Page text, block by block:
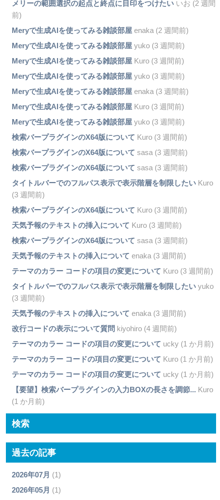
メリーの範囲選択の起点と終点に目印をつけたいいお (2 週間
前)
Meryで生成AIを使ってみる雑談部屋enaka (2 週間前)
Meryで生成AIを使ってみる雑談部屋yuko (3 週間前)
Meryで生成AIを使ってみる雑談部屋Kuro (3 週間前)
Meryで生成AIを使ってみる雑談部屋yuko (3 週間前)
Meryで生成AIを使ってみる雑談部屋enaka (3 週間前)
Meryで生成AIを使ってみる雑談部屋Kuro (3 週間前)
Meryで生成AIを使ってみる雑談部屋yuko (3 週間前)
検索バープラグインのX64版について Kuro (3 週間前)
検索バープラグインのX64版について sasa (3 週間前)
検索バープラグインのX64版について sasa (3 週間前)
タイトルバーでのフルパス表示で表示階層を制限したいKuro
(3 週間前)
検索バープラグインのX64版について Kuro (3 週間前)
天気予報のテキストの挿入について Kuro (3 週間前)
検索バープラグインのX64版について sasa (3 週間前)
天気予報のテキストの挿入について enaka (3 週間前)
テーマのカラー コードの項目の変更について Kuro (3 週間前)
タイトルバーでのフルパス表示で表示階層を制限したいyuko
(3 週間前)
天気予報のテキストの挿入について enaka (3 週間前)
改行コードの表示について質問 kiyohiro (4 週間前)
テーマのカラー コードの項目の変更について ucky (1 か月前)
テーマのカラー コードの項目の変更について Kuro (1 か月前)
テーマのカラー コードの項目の変更について ucky (1 か月前)
【要望】検索バープラグインの入力BOXの長さを調節... Kuro
(1 か月前)
検索
過去の記事
2026年07月 (1)
2026年05月 (1)